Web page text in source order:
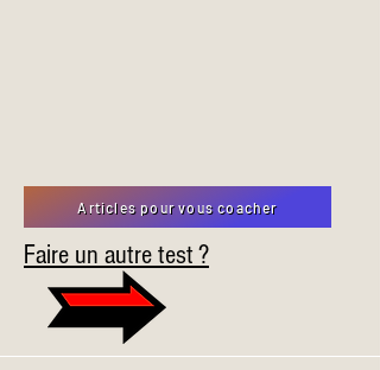
Articles pour vous coacher
Faire un autre test ?